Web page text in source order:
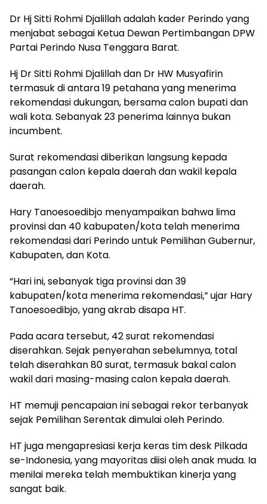
Dr Hj Sitti Rohmi Djalillah adalah kader Perindo yang
menjabat sebagai Ketua Dewan Pertimbangan DPW
Partai Perindo Nusa Tenggara Barat.
Hj Dr Sitti Rohmi Djalillah dan Dr HW Musyafirin
termasuk di antara 19 petahana yang menerima
rekomendasi dukungan, bersama calon bupati dan
wali kota. Sebanyak 23 penerima lainnya bukan
incumbent.
Surat rekomendasi diberikan langsung kepada
pasangan calon kepala daerah dan wakil kepala
daerah.
Hary Tanoesoedibjo menyampaikan bahwa lima
provinsi dan 40 kabupaten/kota telah menerima
rekomendasi dari Perindo untuk Pemilihan Gubernur,
Kabupaten, dan Kota.
“Hari ini, sebanyak tiga provinsi dan 39
kabupaten/kota menerima rekomendasi,” ujar Hary
Tanoesoedibjo, yang akrab disapa HT.
Pada acara tersebut, 42 surat rekomendasi
diserahkan. Sejak penyerahan sebelumnya, total
telah diserahkan 80 surat, termasuk bakal calon
wakil dari masing-masing calon kepala daerah.
HT memuji pencapaian ini sebagai rekor terbanyak
sejak Pemilihan Serentak dimulai oleh Perindo.
HT juga mengapresiasi kerja keras tim desk Pilkada
se-Indonesia, yang mayoritas diisi oleh anak muda. Ia
menilai mereka telah membuktikan kinerja yang
sangat baik.